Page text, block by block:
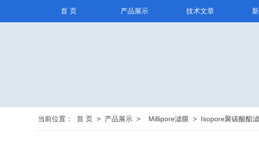
首 页 产品展示 技术文章
当前位置： 首 页 > 产品展示 > Millipore滤膜 > Isopore聚碳酸酯